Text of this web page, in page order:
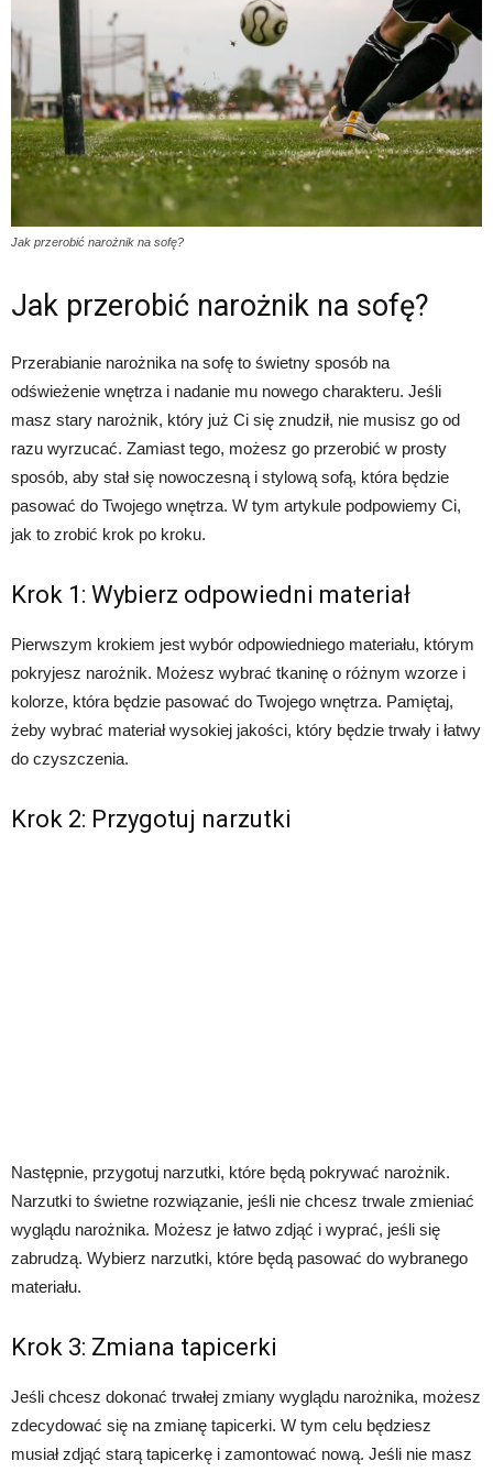
Jak przerobić narożnik na sofę?
Jak przerobić narożnik na sofę?
Przerabianie narożnika na sofę to świetny sposób na
odświeżenie wnętrza i nadanie mu nowego charakteru. Jeśli
masz stary narożnik, który już Ci się znudził, nie musisz go od
razu wyrzucać. Zamiast tego, możesz go przerobić w prosty
sposób, aby stał się nowoczesną i stylową sofą, która będzie
pasować do Twojego wnętrza. W tym artykule podpowiemy Ci,
jak to zrobić krok po kroku.
Krok 1: Wybierz odpowiedni materiał
Pierwszym krokiem jest wybór odpowiedniego materiału, którym
pokryjesz narożnik. Możesz wybrać tkaninę o różnym wzorze i
kolorze, która będzie pasować do Twojego wnętrza. Pamiętaj,
żeby wybrać materiał wysokiej jakości, który będzie trwały i łatwy
do czyszczenia.
Krok 2: Przygotuj narzutki
Następnie, przygotuj narzutki, które będą pokrywać narożnik.
Narzutki to świetne rozwiązanie, jeśli nie chcesz trwale zmieniać
wyglądu narożnika. Możesz je łatwo zdjąć i wyprać, jeśli się
zabrudzą. Wybierz narzutki, które będą pasować do wybranego
materiału.
Krok 3: Zmiana tapicerki
Jeśli chcesz dokonać trwałej zmiany wyglądu narożnika, możesz
zdecydować się na zmianę tapicerki. W tym celu będziesz
musiał zdjąć starą tapicerkę i zamontować nową. Jeśli nie masz